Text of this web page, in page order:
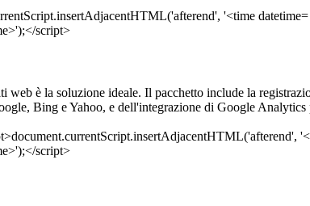
è la soluzione ideale. Il pacchetto include la
Bing e Yahoo, e dell'integrazione di Google Analytics